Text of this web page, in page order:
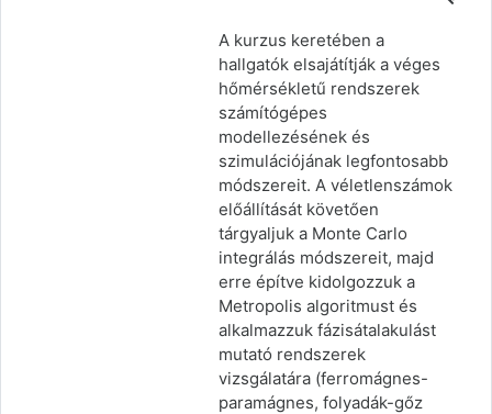
A kurzus keretében a
hallgatók elsajátítják a véges
hőmérsékletű rendszerek
számítógépes
modellezésének és
szimulációjának legfontosabb
módszereit. A véletlenszámok
előállítását követően
tárgyaljuk a Monte Carlo
integrálás módszereit, majd
erre építve kidolgozzuk a
Metropolis algoritmust és
alkalmazzuk fázisátalakulást
mutató rendszerek
vizsgálatára (ferromágnes-
paramágnes, folyadák-gőz